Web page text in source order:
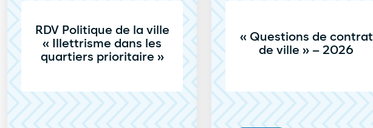
RDV Politique de la ville
« Illettrisme dans les
quartiers prioritaire »
« Questions de contrat
de ville » – 2026